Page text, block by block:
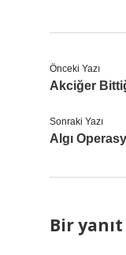
Önceki Yazı
Akciğer
Sonraki Yazı
Algı
Bir yanıt